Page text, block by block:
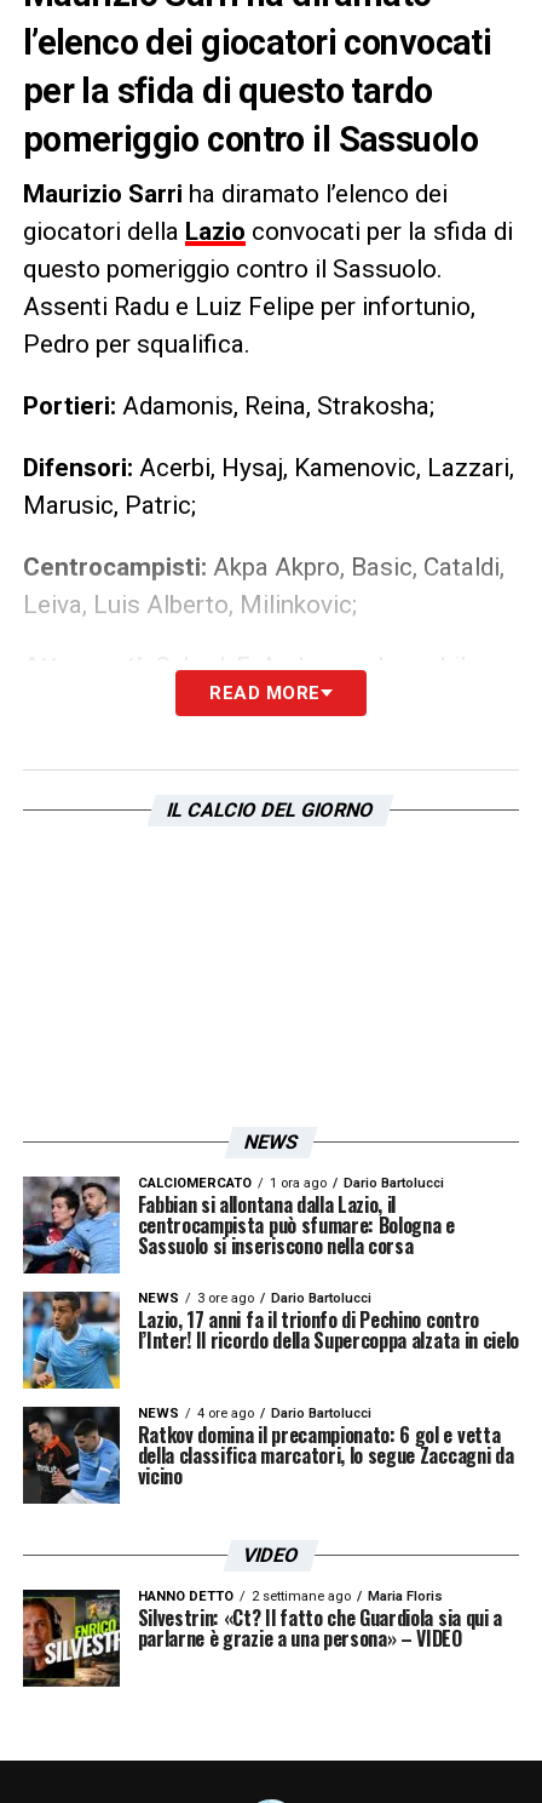
l’elenco dei giocatori convocati
per la sfida di questo tardo
pomeriggio contro il Sassuolo
Maurizio Sarri ha diramato l’elenco dei
giocatori della Lazio convocati per la sfida di
questo pomeriggio contro il Sassuolo.
Assenti Radu e Luiz Felipe per infortunio,
Pedro per squalifica.
Portieri: Adamonis, Reina, Strakosha;
Difensori: Acerbi, Hysaj, Kamenovic, Lazzari,
Marusic, Patric;
Centrocampisti: Akpa Akpro, Basic, Cataldi,
Leiva, Luis Alberto, Milinkovic;
Cabral, F. Anderson, Immobile,
Moro, Romero, Zaccagni.
LA PLAYLIST DELLE NOSTRE TOP NEWS
READ MORE
IL CALCIO DEL GIORNO
NEWS
CALCIOMERCATO 1 ora ago Dario Bartolucci
Fabbian si allontana dalla Lazio, il
centrocampista può sfumare: Bologna e
Sassuolo si inseriscono nella corsa
NEWS 3 ore ago Dario Bartolucci
Lazio, 17 anni fa il trionfo di Pechino contro
l’Inter! Il ricordo della Supercoppa alzata in cielo
NEWS 4 ore ago Dario Bartolucci
Ratkov domina il precampionato: 6 gol e vetta
della classifica marcatori, lo segue Zaccagni da
vicino
VIDEO
HANNO DETTO 2 settimane ago Maria Floris
Silvestrin: «Ct? Il fatto che Guardiola sia qui a
parlarne è grazie a una persona» – VIDEO